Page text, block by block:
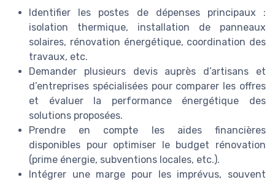
Identifier les postes de dépenses principaux :
isolation thermique, installation de panneaux
solaires, rénovation énergétique, coordination des
travaux, etc.
Demander plusieurs devis auprès d’artisans et
d’entreprises spécialisées pour comparer les offres
et évaluer la performance énergétique des
solutions proposées.
Prendre en compte les aides financières
disponibles pour optimiser le budget rénovation
(prime énergie, subventions locales, etc.).
Intégrer une marge pour les imprévus, souvent